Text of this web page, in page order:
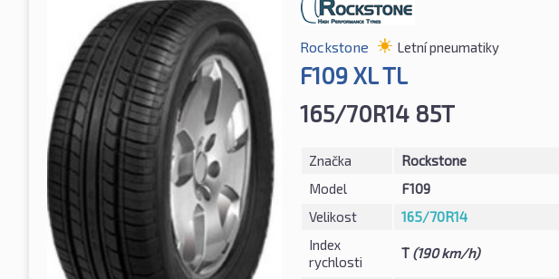
Rockstone Letní pneumatiky
F109 XL TL
165/70R14 85T
Značka
Rockstone
Model
F109
Velikost
165/70R14
Index
rychlosti
T (190 km/h)